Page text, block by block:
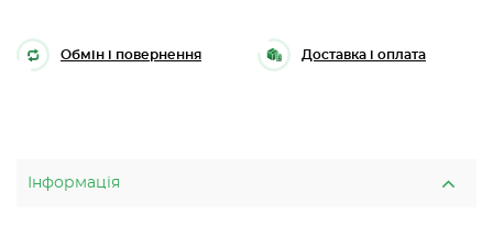
Обмін і повернення Доставка і оплата
Інформація